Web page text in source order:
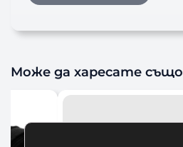
Може да харесате също